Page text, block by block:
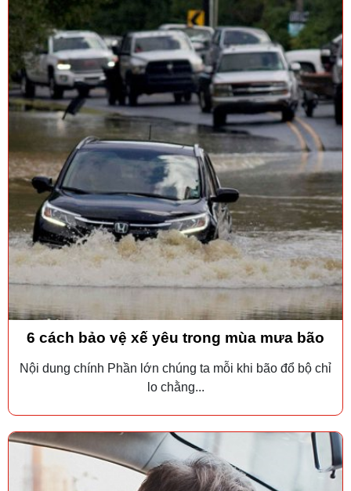
6 cách bảo vệ xế yêu trong mùa mưa bão
Nội dung chính Phần lớn chúng ta mỗi khi bão đổ bộ chỉ
lo chằng...